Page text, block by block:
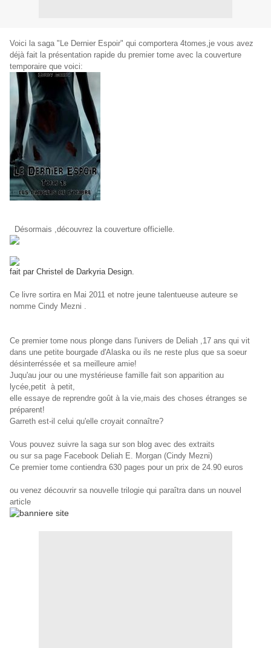
Voici la saga "Le Dernier Espoir" qui comportera 4tomes,je vous avez
déjà fait la présentation rapide du premier tome avec la couverture
temporaire que voici:
Désormais ,découvrez la couverture officielle.
fait par Christel de Darkyria Design.
Ce livre sortira en Mai 2011 et notre jeune talentueuse auteure se
nomme Cindy Mezni .
Ce premier tome nous plonge dans l'univers de Deliah ,17 ans qui vit
dans une petite bourgade d'Alaska ou ils ne reste plus que sa soeur
désinterréssée et sa meilleure amie!
Juqu'au jour ou une mystérieuse famille fait son apparition au
lycée,petit à petit,
elle essaye de reprendre goût à la vie,mais des choses étranges se
préparent!
Garreth est-il celui qu'elle croyait connaître?
Vous pouvez suivre la saga sur son blog avec des extraits
ou sur sa page Facebook Deliah E. Morgan (Cindy Mezni)
Ce premier tome contiendra 630 pages pour un prix de 24.90 euros
ou venez découvrir sa nouvelle trilogie qui paraîtra dans un nouvel
article